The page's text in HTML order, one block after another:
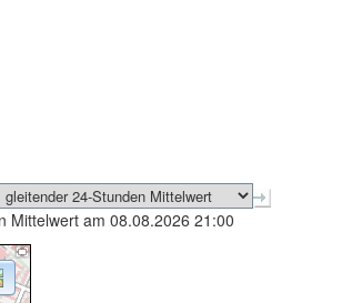
Mittelwert am 08.08.2026 21:00